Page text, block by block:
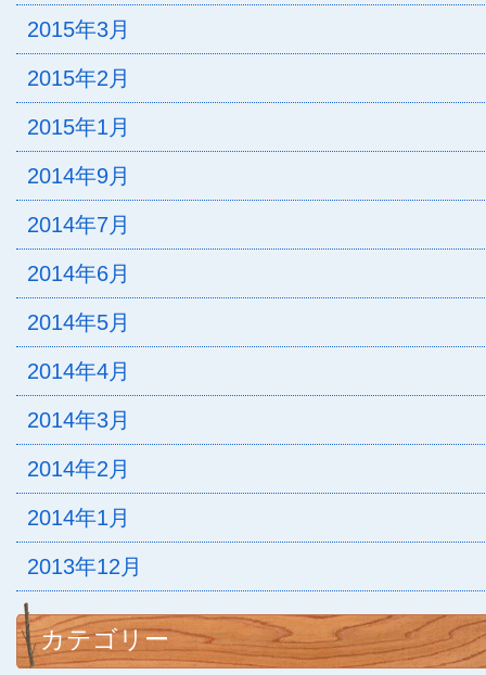
2015年3月
2015年2月
2015年1月
2014年9月
2014年7月
2014年6月
2014年5月
2014年4月
2014年3月
2014年2月
2014年1月
2013年12月
カテゴリー